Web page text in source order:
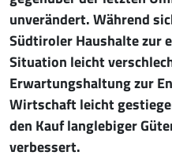
unverändert. Während
Südtiroler Haushalte zur
Situation leicht
Erwartungshaltung zur
Wirtschaft leicht
den Kauf langlebiger
verbessert.